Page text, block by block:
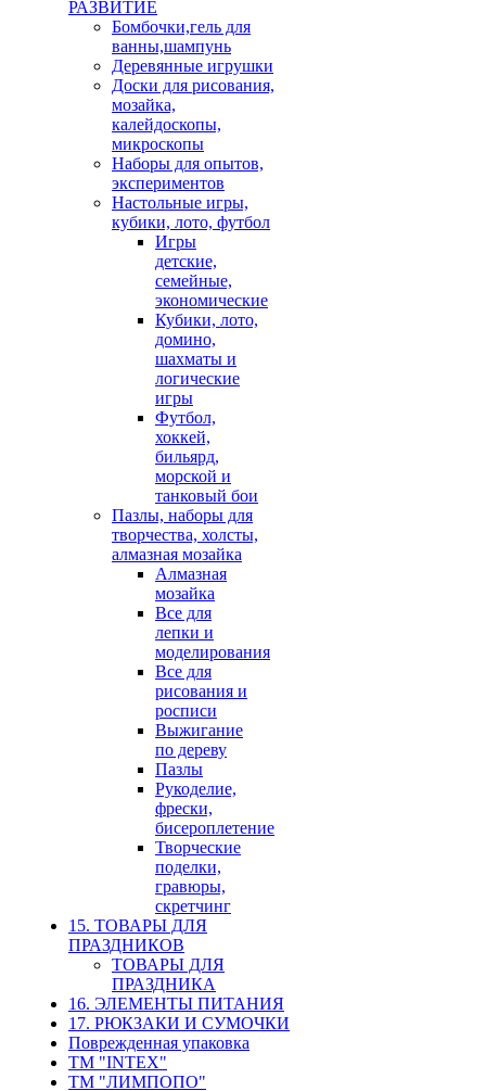
РАЗВИТИЕ
Бомбочки,гель для
ванны,шампунь
Деревянные игрушки
Доски для рисования,
мозайка,
калейдоскопы,
микроскопы
Наборы для опытов,
экспериментов
Настольные игры,
кубики, лото, футбол
Игры
детские,
семейные,
экономические
Кубики, лото,
домино,
шахматы и
логические
игры
Футбол,
хоккей,
бильярд,
морской и
танковый бои
Пазлы, наборы для
творчества, холсты,
алмазная мозайка
Алмазная
мозайка
Все для
лепки и
моделирования
Все для
рисования и
росписи
Выжигание
по дереву
Пазлы
Рукоделие,
фрески,
бисероплетение
Творческие
поделки,
гравюры,
скретчинг
15. ТОВАРЫ ДЛЯ
ПРАЗДНИКОВ
ТОВАРЫ ДЛЯ
ПРАЗДНИКА
16. ЭЛЕМЕНТЫ ПИТАНИЯ
17. РЮКЗАКИ И СУМОЧКИ
Поврежденная упаковка
ТМ "INTEX"
ТМ "ЛИМПОПО"